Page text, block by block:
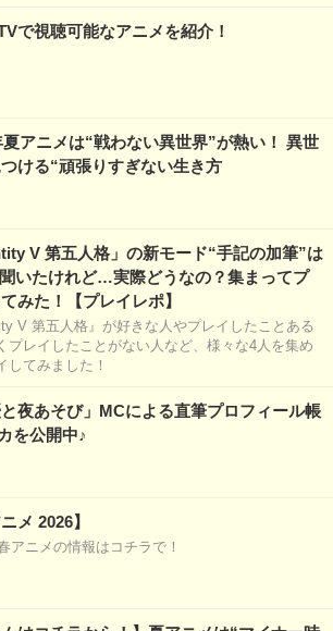
で視聴可能なアニメを紹介！
夏アニメは“戦わない異世界”が熱い！ 異世
ける“頑張りすぎない生き方
V 第五人格」の新モード“手記の加筆”は
いたけれど…実際どうなの？集まってプ
みた！【プレイレポ】
V 第五人格』が好きな人やプレイしたことある
プレイしたことがない人など、様々な4人を集め
してみました！
と夜あそび」MCによる直筆プロフィール帳
を公開中♪
メ 2026】
アニメの情報はコチラで！